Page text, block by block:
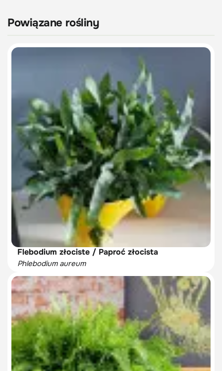
Powiązane rośliny
Flebodium złociste / Paproć złocista
Phlebodium aureum